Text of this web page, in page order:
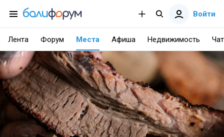
Войти
Лента Форум Места Афиша Недвижимость Чат